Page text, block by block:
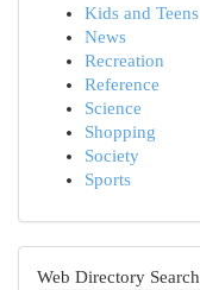
Kids and Teens
News
Recreation
Reference
Science
Shopping
Society
Sports
Web Directory Search